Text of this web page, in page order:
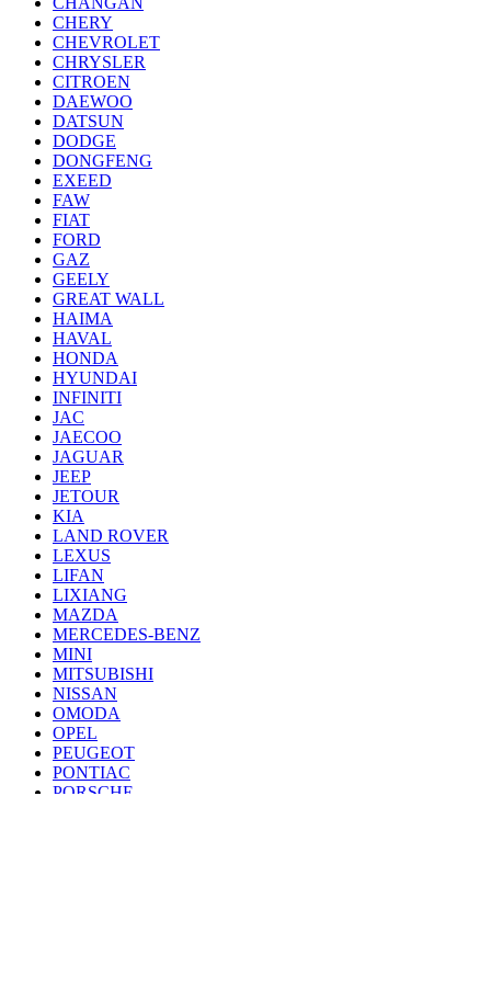
CHERY
CHEVROLET
CHRYSLER
CITROEN
DAEWOO
DATSUN
DODGE
DONGFENG
EXEED
FAW
FIAT
FORD
GAZ
GEELY
GREAT WALL
HAIMA
HAVAL
HONDA
HYUNDAI
INFINITI
JAC
JAECOO
JAGUAR
JEEP
JETOUR
KIA
LAND ROVER
LEXUS
LIFAN
LIXIANG
MAZDA
MERCEDES-BENZ
MINI
MITSUBISHI
NISSAN
OMODA
OPEL
PEUGEOT
PONTIAC
PORSCHE